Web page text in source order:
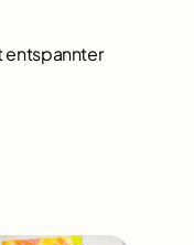
entspannter